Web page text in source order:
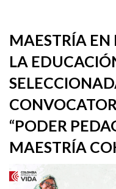
MAESTRÍA
LA
“PODER
MAESTRÍA